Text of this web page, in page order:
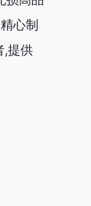
心制
,提供